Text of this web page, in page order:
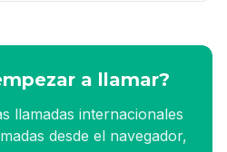
a llamar?
llamadas internacionales
desde el navegador,